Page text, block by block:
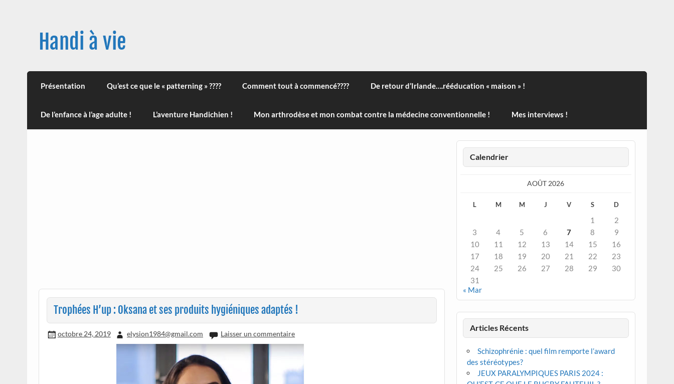
Handi à vie
Une image positive du handicap, en France et à travers le monde, des nouveautés technologiques , de l'handisport , des actualités sur la santé, sur les vaccins, de
leur impact sur la santé (mon histoire est dans le menu) ! Bonne visite
Présentation Qu’est ce que le « patterning » ???? Comment tout à commencé???? De retour d’Irlande….rééducation « maison » !
De l’enfance à l’age adulte ! L’aventure Handichien ! Mon arthrodèse et mon combat contre la médecine conventionnelle ! Mes interviews !
Trophées H’up : Oksana et ses produits hygiéniques adaptés !
octobre 24, 2019 elysion1984@gmail.com Laisser un commentaire
Calendrier
AOÛT 2026
L M M J V S D
1
2
3
4 5 6 7 8
9
10
11 12 13 14 15
16
17
18 19 20 21 22
23
24
25 26 27 28 29
30
31
« Mar
Articles Récents
Schizophrénie : quel film remporte l’award
des stéréotypes?
JEUX PARALYMPIQUES PARIS 2024 :